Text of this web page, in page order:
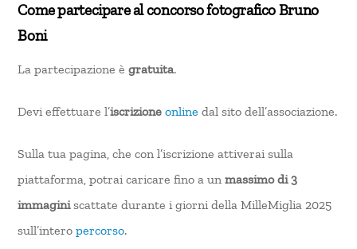
Come partecipare al concorso fotografico Bruno
Boni
La partecipazione ègratuita.
Devi effettuare l’iscrizione online dal sito dell’associazione.
Sulla tua pagina, che con l’iscrizione attiverai sulla
piattaforma, potrai caricare fino a unmassimo di 3
immaginiscattate durante i giorni della MilleMiglia 2025
sull’interopercorso.